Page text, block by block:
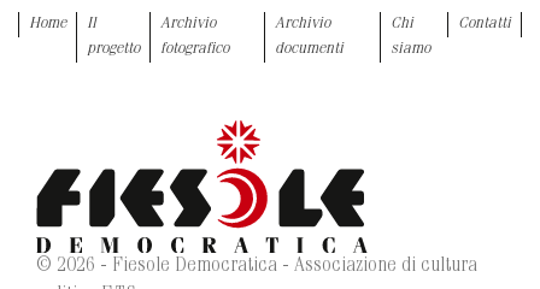
Home
Il
progetto
Archivio
fotografico
Archivio
documenti
Chi
siamo
Contatti
© 2026 - Fiesole Democratica - Associazione di cultura